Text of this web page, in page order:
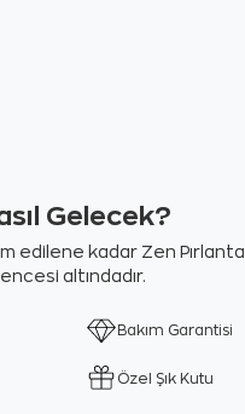
Gelecek?
edilene kadar Zen Pırlanta
altındadır.
Bakım Garantisi
Özel Şık Kutu